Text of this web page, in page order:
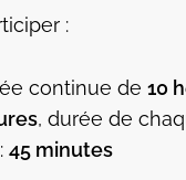
:
continue de 10
, durée de
45 minutes